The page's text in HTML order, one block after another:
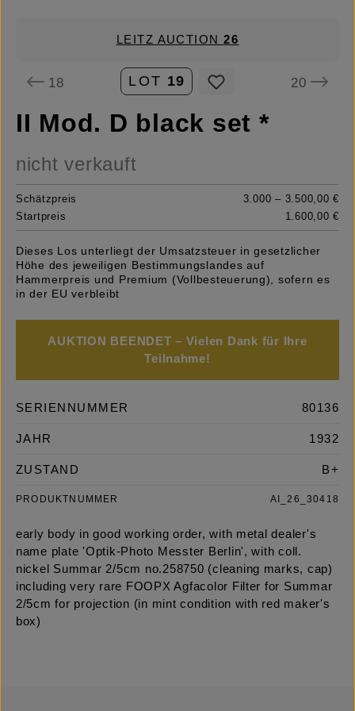
LEITZ AUCTION26
18 LOT 19 20
II Mod. D black set *
nicht verkauft
Schätzpreis
3.000 – 3.500,00 €
Startpreis
1.600,00 €
Dieses Los unterliegt der Umsatzsteuer in gesetzlicher
Höhe des jeweiligen Bestimmungslandes auf
Hammerpreis und Premium (Vollbesteuerung), sofern es
in der EU verbleibt
AUKTION BEENDET – Vielen Dank für Ihre
Teilnahme!
SERIENNUMMER 80136
JAHR 1932
ZUSTAND B+
PRODUKTNUMMER AI_26_30418
early body in good working order, with metal dealer's
name plate 'Optik-Photo Messter Berlin', with coll.
nickel Summar 2/5cm no.258750 (cleaning marks, cap)
including very rare FOOPX Agfacolor Filter for Summar
2/5cm for projection (in mint condition with red maker's
box)